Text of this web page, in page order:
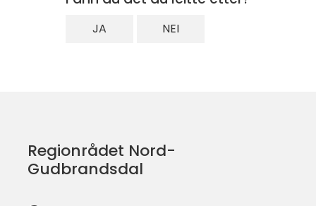
JA NEI
Regionrådet Nord-
Gudbrandsdal